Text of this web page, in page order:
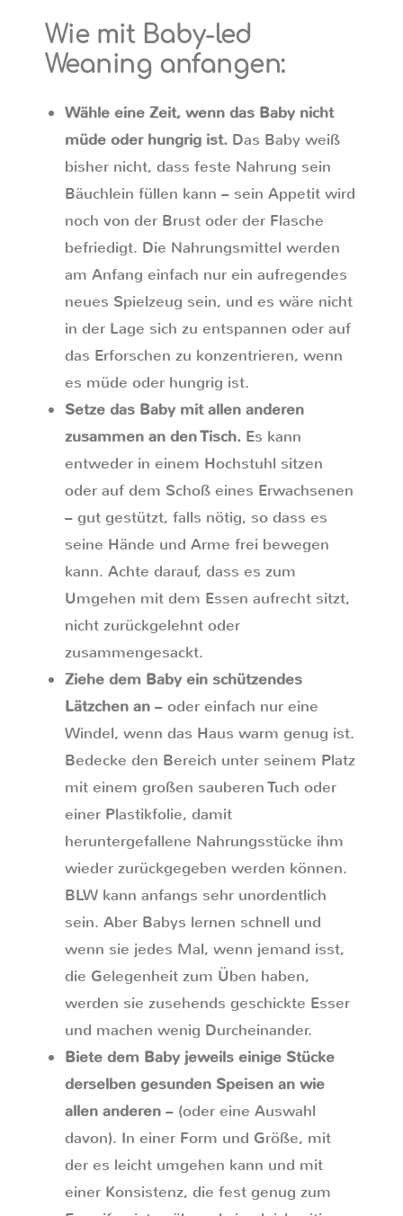
Wie mit Baby-led
Weaning anfangen:
Wähle eine Zeit, wenn das Baby nicht
müde oder hungrig ist. Das Baby weiß
bisher nicht, dass feste Nahrung sein
Bäuchlein füllen kann – sein Appetit wird
noch von der Brust oder der Flasche
befriedigt. Die Nahrungsmittel werden
am Anfang einfach nur ein aufregendes
neues Spielzeug sein, und es wäre nicht
in der Lage sich zu entspannen oder auf
das Erforschen zu konzentrieren, wenn
es müde oder hungrig ist.
Setze das Baby mit allen anderen
zusammen an den Tisch. Es kann
entweder in einem Hochstuhl sitzen
oder auf dem Schoß eines Erwachsenen
– gut gestützt, falls nötig, so dass es
seine Hände und Arme frei bewegen
kann. Achte darauf, dass es zum
Umgehen mit dem Essen aufrecht sitzt,
nicht zurückgelehnt oder
zusammengesackt.
Ziehe dem Baby ein schützendes
Lätzchen an – oder einfach nur eine
Windel, wenn das Haus warm genug ist.
Bedecke den Bereich unter seinem Platz
mit einem großen sauberen Tuch oder
einer Plastikfolie, damit
heruntergefallene Nahrungsstücke ihm
wieder zurückgegeben werden können.
BLW kann anfangs sehr unordentlich
sein. Aber Babys lernen schnell und
wenn sie jedes Mal, wenn jemand isst,
die Gelegenheit zum Üben haben,
werden sie zusehends geschickte Esser
und machen wenig Durcheinander.
Biete dem Baby jeweils einige Stücke
derselben gesunden Speisen an wie
allen anderen – (oder eine Auswahl
davon). In einer Form und Größe, mit
der es leicht umgehen kann und mit
einer Konsistenz, die fest genug zum